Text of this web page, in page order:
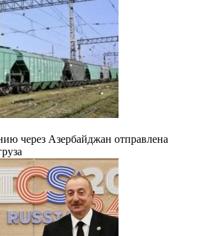
через Азербайджан отправлена